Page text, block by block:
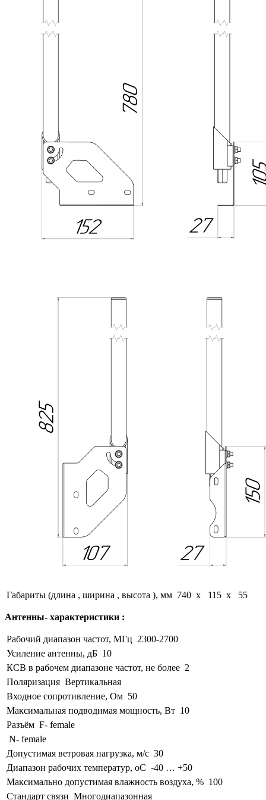
Габариты (длина , ширина , высота ), мм 740 x 115 x 55
Антенны- характеристики :
Рабочий диапазон частот, МГц 2300-2700
Усиление антенны, дБ 10
КСВ в рабочем диапазоне частот, не более 2
Поляризация Вертикальная
Входное сопротивление, Ом 50
Максимальная подводимая мощность, Вт 10
Разъём F- female
N- female
Допустимая ветровая нагрузка, м/с 30
Диапазон рабочих температур, оС -40 … +50
Максимально допустимая влажность воздуха, % 100
Стандарт связи Многодиапазонная